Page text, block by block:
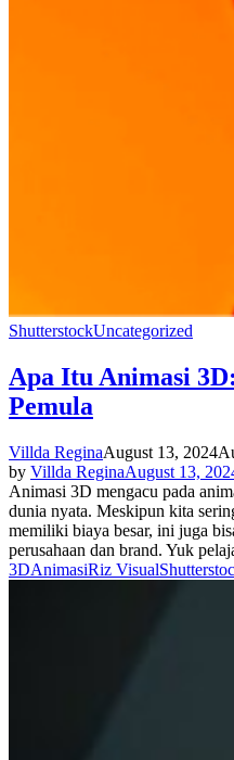
ShutterstockUncategorized
Apa Itu Animasi
Pemula
Villda ReginaAugust 13, 2024
by Villda ReginaAugust 13,
Animasi 3D mengacu pada
dunia nyata. Meskipun kita
memiliki biaya besar, ini juga
perusahaan dan brand. Yuk
3DAnimasiRiz Visual